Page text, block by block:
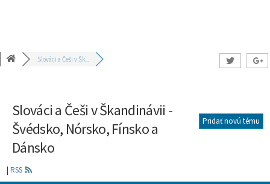
Slováci a Češi v Šk...
Slováci a Češi v Škandinávii -
Švédsko, Nórsko, Fínsko a
Dánsko
| RSS
Pridať novú tému